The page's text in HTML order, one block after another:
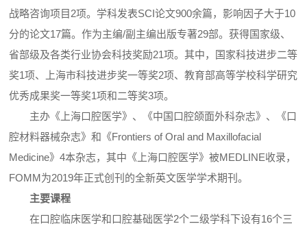
战略咨询项目2项。学科发表SCI论文900余篇，影响因子大于10
分的论文17篇。作为主编/副主编出版专著29部。获得国家级、
省部级及各类行业协会科技奖励21项。其中，国家科技进步二等
奖1项、上海市科技进步奖一等奖2项、教育部高等学校科学研究
优秀成果奖一等奖1项和二等奖3项。
主办《上海口腔医学》、《中国口腔颌面外科杂志》、《口
腔材料器械杂志》和《Frontiers of Oral and Maxillofacial
Medicine》4本杂志，其中《上海口腔医学》被MEDLINE收录，
FOMM为2019年正式创刊的全新英文医学学术期刊。
主要课程
在口腔临床医学和口腔基础医学2个二级学科下设有16个三